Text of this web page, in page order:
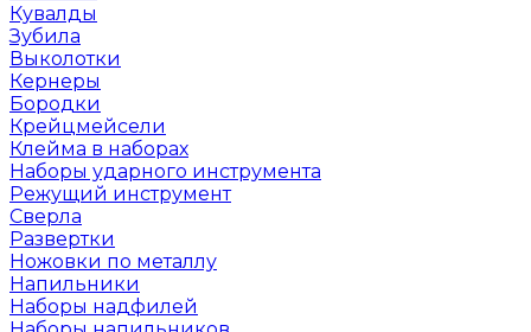
Кувалды
Зубила
Выколотки
Кернеры
Бородки
Крейцмейсели
Клейма в наборах
Наборы ударного инструмента
Режущий инструмент
Сверла
Развертки
Ножовки по металлу
Напильники
Наборы надфилей